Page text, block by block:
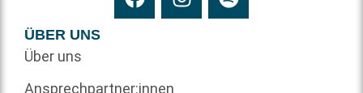
ÜBER UNS
Über uns
Ansprechpartner:innen